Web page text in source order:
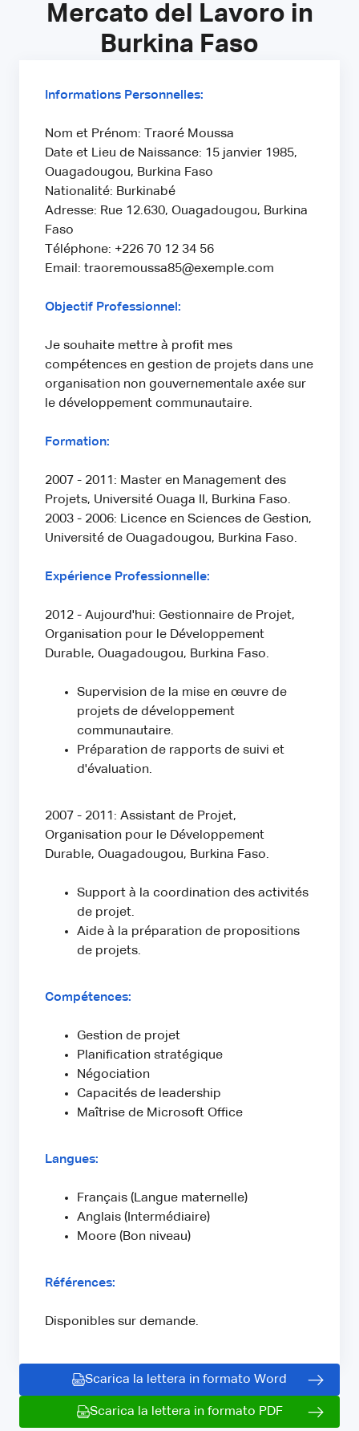
Mercato del Lavoro in
Burkina Faso
Informations Personnelles:
Nom et Prénom: Traoré Moussa
Date et Lieu de Naissance: 15 janvier 1985,
Ouagadougou, Burkina Faso
Nationalité: Burkinabé
Adresse: Rue 12.630, Ouagadougou, Burkina
Faso
Téléphone: +226 70 12 34 56
Email: traoremoussa85@exemple.com
Objectif Professionnel:
Je souhaite mettre à profit mes
compétences en gestion de projets dans une
organisation non gouvernementale axée sur
le développement communautaire.
Formation:
2007 - 2011: Master en Management des
Projets, Université Ouaga II, Burkina Faso.
2003 - 2006: Licence en Sciences de Gestion,
Université de Ouagadougou, Burkina Faso.
Expérience Professionnelle:
2012 - Aujourd'hui: Gestionnaire de Projet,
Organisation pour le Développement
Durable, Ouagadougou, Burkina Faso.
Supervision de la mise en œuvre de
projets de développement
communautaire.
Préparation de rapports de suivi et
d'évaluation.
2007 - 2011: Assistant de Projet,
Organisation pour le Développement
Durable, Ouagadougou, Burkina Faso.
Support à la coordination des activités
de projet.
Aide à la préparation de propositions
de projets.
Compétences:
Gestion de projet
Planification stratégique
Négociation
Capacités de leadership
Maîtrise de Microsoft Office
Langues:
Français (Langue maternelle)
Anglais (Intermédiaire)
Moore (Bon niveau)
Références:
Disponibles sur demande.
Scarica la lettera in formato Word
Scarica la lettera in formato PDF